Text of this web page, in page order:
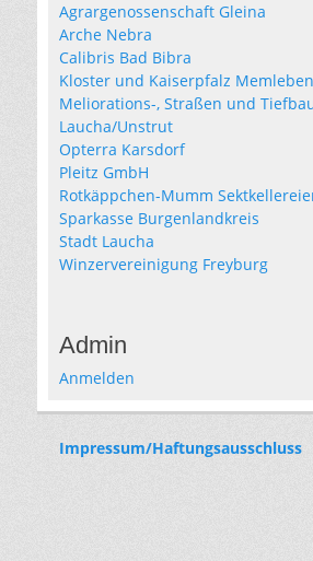
Agrargenossenschaft Gleina
Arche Nebra
Calibris Bad Bibra
Kloster und Kaiserpfalz Memleben
Meliorations-, Straßen und
Laucha/Unstrut
Opterra Karsdorf
Pleitz GmbH
Rotkäppchen-Mumm
Sparkasse Burgenlandkreis
Stadt Laucha
Winzervereinigung Freyburg
Admin
Anmelden
Impressum/Haftungsausschluss